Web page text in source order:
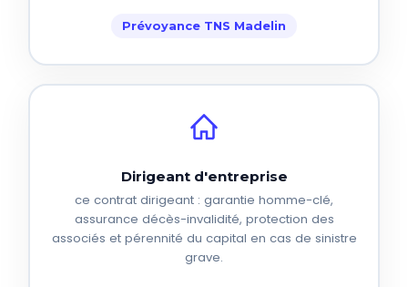
Prévoyance TNS Madelin
Dirigeant d'entreprise
ce contrat dirigeant : garantie homme-clé,
assurance décès-invalidité, protection des
associés et pérennité du capital en cas de sinistre
grave.